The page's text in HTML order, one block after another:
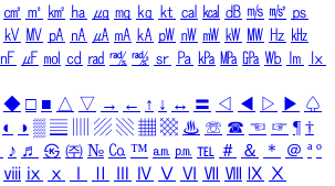
㎠ ㎡ ㎢ ㏊ ㎍ ㎎ ㎏ ㏏ ㎈ ㎉ ㏈ ㎧ ㎨ ㎰
㎸ ㎹ ㎀ ㎁ ㎂ ㎃ ㎄ ㎺ ㎻ ㎽ ㎾ ㎿ ㎐ ㎑
㎋ ㎌ ㏖ ㏅ ㎭ ㎮ ㎯ ㏛ ㎩ ㎪ ㎫ ㎬ ㏝ ㏐
㏓
◆ □ ■ △ ▽ → ← ↑ ↓ ↔ 〓 ◁ ◀ ▷ ▶ ♤
◐ ◑ ▒ ▤ ▨ ▧ ▦ ▩ ♨ ☏ ☎ ☜ ☞ ¶ †
♪ ♬ ㉿ ㈜ № ㏇ ™ ㏂ ㏘ ℡ ＃ ＆ ＊ ＠ ª º
ⅷ ⅸ ⅹ Ⅳ Ⅴ Ⅵ Ⅶ Ⅷ Ⅸ Ⅹ